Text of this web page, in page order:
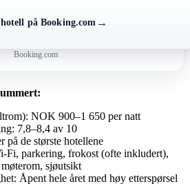
hotell på Booking.com →
Booking.com
NOK 900–1 650 per natt
7,8–8,4 av 10
på de største hotellene
parkering, frokost (ofte inkludert),
sjøutsikt
Åpent hele året med høy etterspørsel